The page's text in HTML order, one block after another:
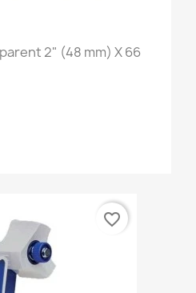
2" (48 mm) X 66
favorite_border